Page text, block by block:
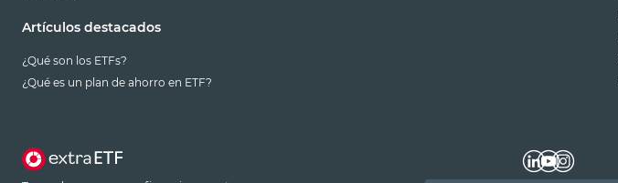
Artículos destacados
¿Qué son los ETFs?
¿Qué es un plan de ahorro en ETF?